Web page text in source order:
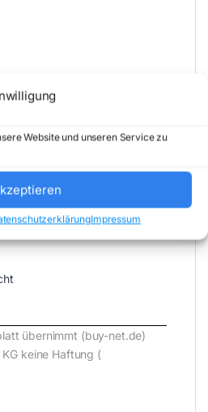
Website und unseren Service zu
Impressum
übernimmt (buy-net.de)
keine Haftung (